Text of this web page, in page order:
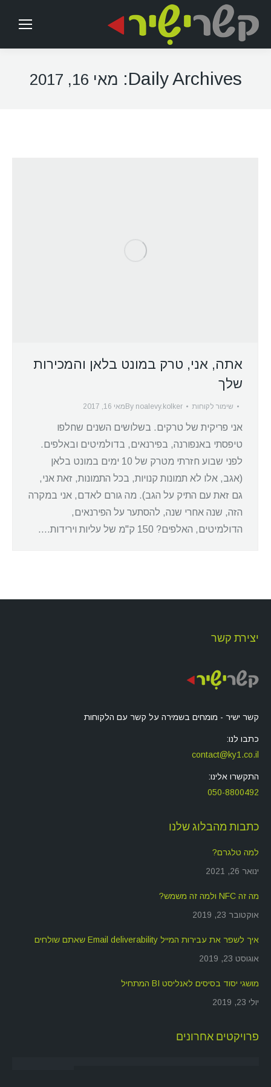
Daily Archives: מאי 16, 2017
אתה, אני, טרק במונט בלאן והמכירות
שלך
שימור לקוחות By noalevy.kolker מאי 16, 2017
אני פריקית של טרקים. בשלושים השנים שחלפו
טיפסתי באנפורנה, בפירנאים, בדולמיטים ובאלפים.
לפני שבוע חזרתי מטרק של 10 ימים במונט בלאן
(אגב, אלו לא תמונות קנויות, בכל התמונות, זאת אני,
גם זאת עם התיק על הגב). מה גורם לאדם, אני במקרה
הזה, שנה אחרי שנה, להסתער על הפירנאים,
הדולמיטים, האלפים? 150 ק"מ של עליות וירידות.…
יצירת קשר
קשר ישיר - מומחים בשמירה על קשר עם הלקוחות
כתבו לנו:
contact@ky1.co.il
התקשרו אלינו:
050-8800492
כתבות מהבלוג שלנו
למה טלגרם?
ינואר 26, 2021
מה זה NFC ולמה זה משמש?
אוקטובר 23, 2019
איך לשפר את עבירות המייל Email deliverability שאתם שולחים
אוגוסט 23, 2019
מושגי יסוד בסיסים לאנליסט BI המתחיל
יולי 23, 2019
פרויקטים אחרונים